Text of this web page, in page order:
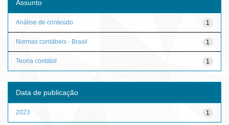
Assunto
1
Análise de conteúdo
1
Normas contábeis - Brasil
1
Teoria contábil
Data de publicação
1
2023